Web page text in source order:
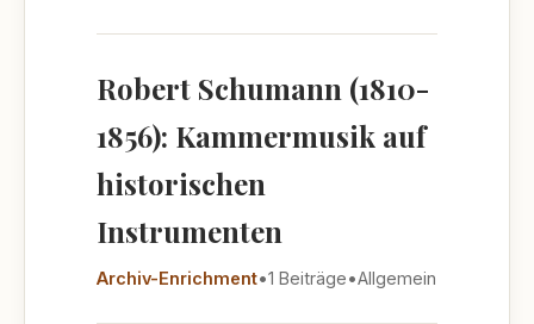
Robert Schumann (1810-
1856): Kammermusik auf
historischen
Instrumenten
Archiv-Enrichment•1 Beiträge•Allgemein